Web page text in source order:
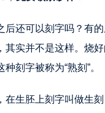
后还可以刻字吗？有
其实并不是这样。烧
刻字被称为“熟刻”。
在生胚上刻字叫做生